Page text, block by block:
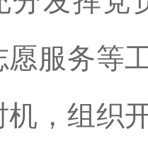
愿服务等
机，组织